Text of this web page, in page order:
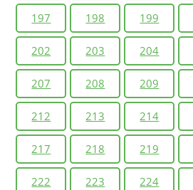
197 198 199
202 203 204
207 208 209
212 213 214
217 218 219
222 223 224